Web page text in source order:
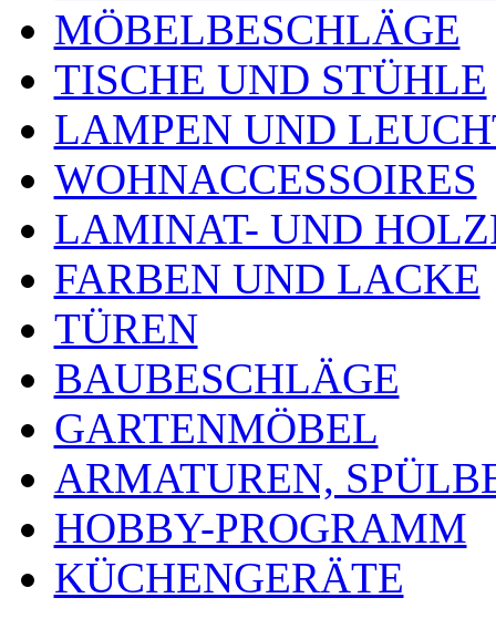
MÖBELBESCHLÄGE
TISCHE UND STÜHLE
LAMPEN UND
WOHNACCESSOIRES
LAMINAT- UND
FARBEN UND LACKE
TÜREN
BAUBESCHLÄGE
GARTENMÖBEL
ARMATUREN,
HOBBY-PROGRAMM
KÜCHENGERÄTE